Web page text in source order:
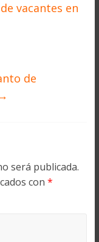
vacantes en
de
será publicada.
con *